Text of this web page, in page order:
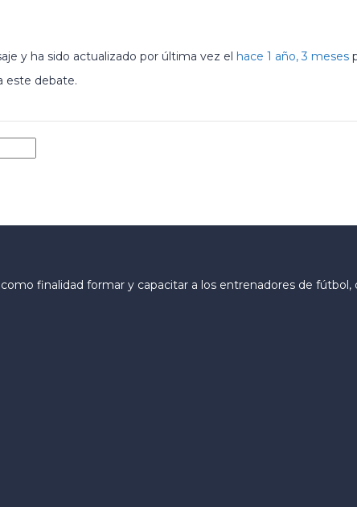
y ha sido actualizado por última vez el hace 1 año, 3 meses
este debate.
finalidad formar y capacitar a los entrenadores de